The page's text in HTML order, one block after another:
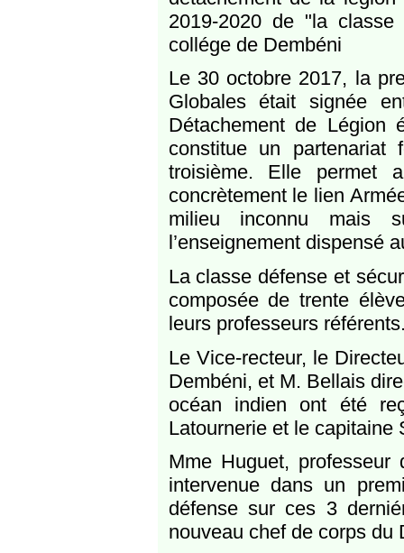
2019-2020 de "la
collége de Dembéni
Le 30 octobre 2017, la
Globales était signée
Détachement de Légion
constitue un
troisième. Elle permet
concrètement le lien
milieu inconnu mais
l’enseignement dispensé
La classe défense et
composée de trente
leurs professeurs
Le Vice-recteur, le
Dembéni, et M. Bellais
océan indien ont été
Latournerie et le capitaine
Mme Huguet, professeur
intervenue dans un
défense sur ces 3
nouveau chef de corps du